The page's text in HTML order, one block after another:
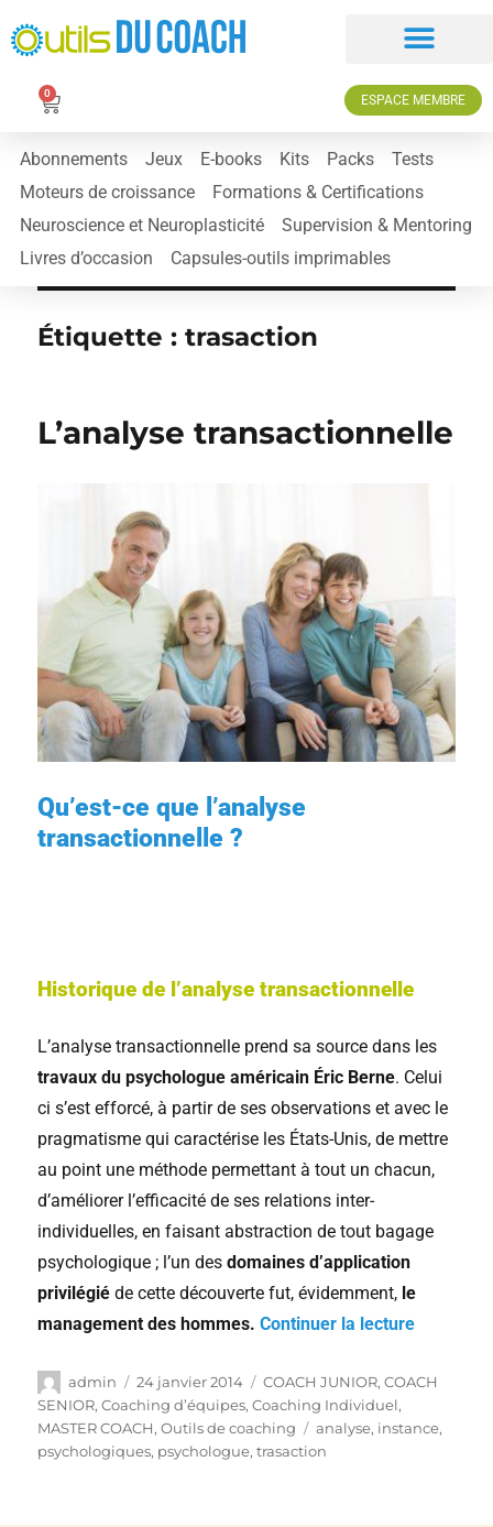
0 ESPACE MEMBRE
Abonnements Jeux E-books Kits Packs
Tests
Moteurs de croissance
Formations & Certifications
Neuroscience et Neuroplasticité
Supervision & Mentoring
Livres d’occasion
Capsules-outils imprimables
Étiquette :trasaction
L’analyse transactionnelle
Qu’est-ce que l’analyse
transactionnelle ?
Historique de l’analyse transactionnelle
L’analyse transactionnelle prend sa source dans les
travaux du psychologue américain Éric Berne. Celui
ci s’est efforcé, à partir de ses observations et avec le
pragmatisme qui caractérise les États-Unis, de mettre
au point une méthode permettant à tout un chacun,
d’améliorer l’efficacité de ses relations inter-
individuelles, en faisant abstraction de tout bagage
psychologique ; l’un desdomaines d’application
privilégié de cette découverte fut, évidemment, le
management des hommes.Continuer la lecture
admin 24 janvier 2014 COACH JUNIOR,COACH
SENIOR,Coaching d’équipes,Coaching Individuel,
MASTER COACH,Outils de coaching analyse, instance,
psychologiques, psychologue,trasaction